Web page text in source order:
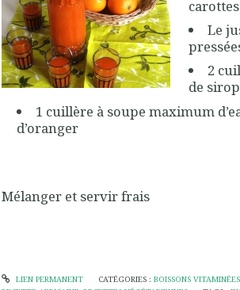
carottes
Le
2
de
1 cuillère à soupe maximum
d’oranger
Mélanger et servir frais
LIEN PERMANENT CATÉGORIES : BOISSONS VITAMINÉES,